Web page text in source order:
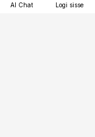
AI Chat Logi sisse